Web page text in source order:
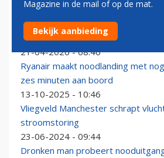
Nieuwkomer Riyadh Air onthult
bestemmingen
21-04-2026 - 08:46
Ryanair maakt noodlanding met
zes minuten aan boord
13-10-2025 - 10:46
Vliegveld Manchester schrapt
stroomstoring
23-06-2024 - 09:44
Dronken man probeert
Magazine in de mail of op de mat.
Bekijk aanbieding